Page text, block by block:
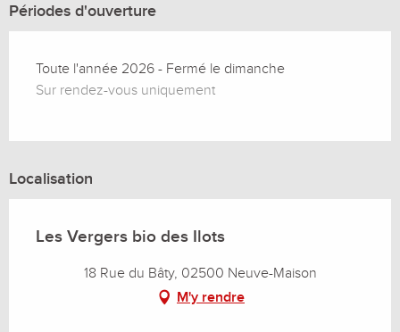
Périodes d'ouverture
Toute l'année 2026 - Fermé le dimanche
Sur rendez-vous uniquement
Localisation
Les Vergers bio des Ilots
18 Rue du Bâty, 02500 Neuve-Maison
M'y rendre